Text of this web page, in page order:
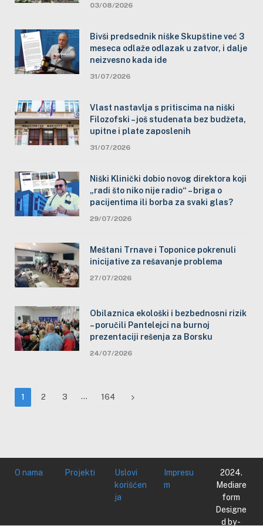
03/08/2026
Bivši predsednik niške Skupštine već 3
meseca odlaže odlazak u zatvor, i dalje
neizvesno kada ide
31/07/2026
Vlast nastavlja s pritiscima na niški
Filozofski – još studenata bez budžeta,
upitne i plate zaposlenih
31/07/2026
Niški Klinički dobio novog direktora koji
„radi što niko nije radio“ – briga o
pacijentima ili borba za svaki glas?
29/07/2026
Meštani Trnave i Toponice pokrenuli
inicijative za rešavanje problema
27/07/2026
Obilaznica ekološki i bezbednosni rizik
– poručili Pantelejci na burnoj
prezentaciji rešenja za Borsku
24/07/2026
1 2 3 … 164 Next
O nama Projekti
Uslovi
korišćen
ja
Impresu
m
2024.
Mediare
form
Designe
d by -